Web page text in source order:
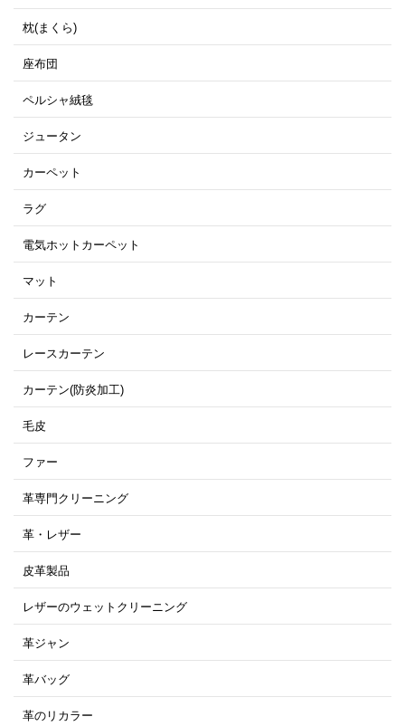
枕(まくら)
座布団
ペルシャ絨毯
ジュータン
カーペット
ラグ
電気ホットカーペット
マット
カーテン
レースカーテン
カーテン(防炎加工)
毛皮
ファー
革専門クリーニング
革・レザー
皮革製品
レザーのウェットクリーニング
革ジャン
革バッグ
革のリカラー